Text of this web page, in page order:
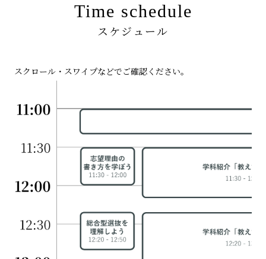
Time schedule
スケジュール
スクロール・スワイプなどでご確認ください。